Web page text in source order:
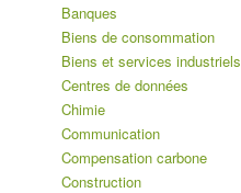
Banques
Biens de consommation
Biens et services industriels
Centres de données
Chimie
Communication
Compensation carbone
Construction